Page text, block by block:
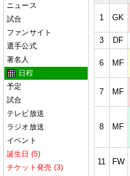
ニュース
試合
ファンサイト
選手公式
著名人
日程
予定
試合
テレビ放送
ラジオ放送
イベント
誕生日 (5)
チケット発売 (3)
1 GK
3 DF
6 MF
7 MF
8 MF
11 FW